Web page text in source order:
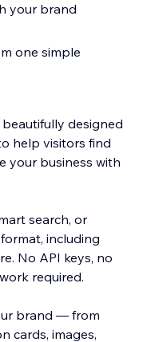
your brand
one simple
designed
help visitors find
your business with
search, or
including
No API keys, no
required.
brand — from
cards, images,